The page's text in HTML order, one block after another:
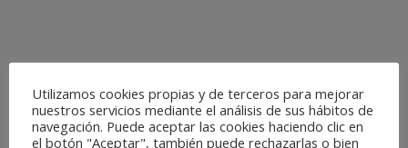
Miradores del Valle de Tena
Paseos para descubrir la fauna en
Utilizamos cookies propias y de terceros para mejorar
nuestros servicios mediante el análisis de sus hábitos de
navegación. Puede aceptar las cookies haciendo clic en
el botón "Aceptar", también puede rechazarlas o bien